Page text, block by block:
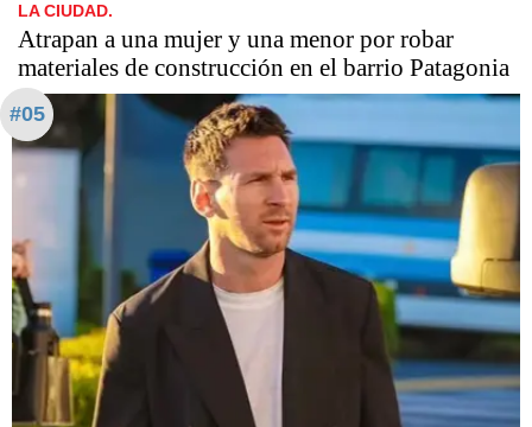
LA CIUDAD.
Atrapan a una mujer y una menor por robar
materiales de construcción en el barrio Patagonia
#05